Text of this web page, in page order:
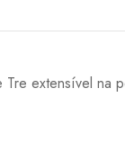
extensível na